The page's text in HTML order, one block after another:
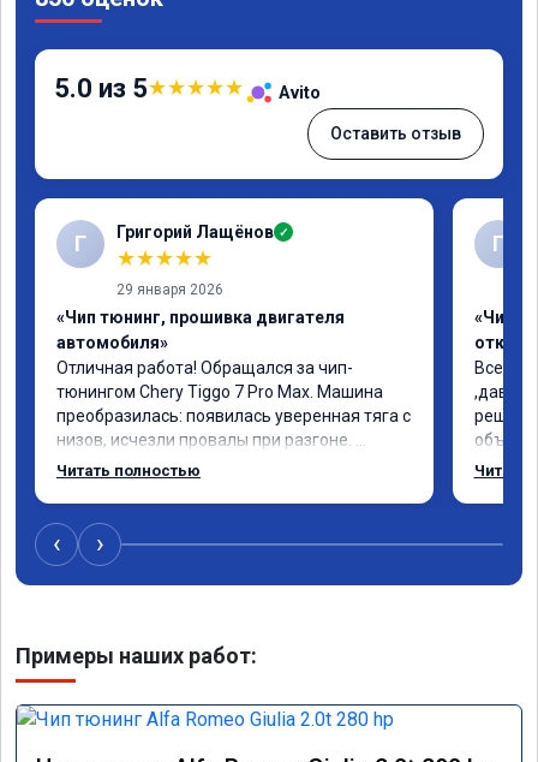
5.0 из 5★★★★★ Avito
Оставить отзыв
Г Григорий Лащёнов ✓
★★★★★
29 января 2026
«Чип тюнинг, прошивка двигателя
автомобиля»
Отличная работа! Обращался за чип-
тюнингом Chery Tiggo 7 Pro Max. Машина
преобразилась: появилась уверенная тяга с
низов, исчезли провалы при разгоне.
Расход в спокойном режиме даже немного
всем, кто сомневается.
Читать полностью
Г
«Чип
Всем
,давно
сумму
Читать
‹ ›
Примеры наших работ: